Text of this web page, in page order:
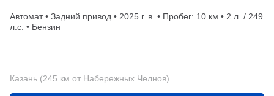
Автомат • Задний привод • 2025 г. в. • Пробег: 10 км • 2 л. / 249
л.с. • Бензин
Казань (245 км от Набережных Челнов)